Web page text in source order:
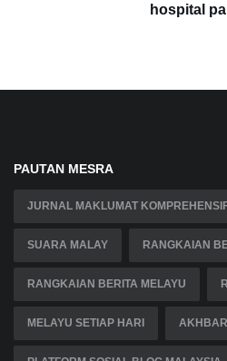
hospital
PAUTAN MESRA
JURNAL MAKLUMAT
SUARA MALAY RANGKAIAN
RANGKAIAN BERITA MELAYU
MELAYU SETIAP HARI